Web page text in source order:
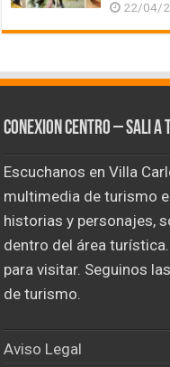
22/04/
CONEXION CENTRO – Sali
Escuchanos en Villa
multimedia de turismo
historias y personajes,
dentro del área
para visitar. Seguinos
de turismo.
Aviso Legal